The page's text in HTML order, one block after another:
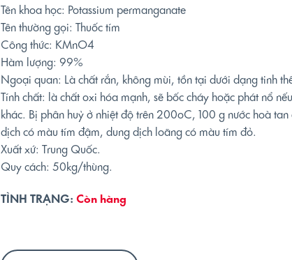
Tên khoa học: Potassium permanganate
Tên thường gọi: Thuốc tím
Công thức: KMnO4
Hàm lượng: 99%
Ngoại quan: Là chất rắn, không mùi, tồn tại dưới dạng tinh
Tính chất: là chất oxi hóa mạnh, sẽ bốc cháy hoặc phát nổ
khác. Bị phân huỷ ở nhiệt độ trên 200oC, 100 g nước hoà
dịch có màu tím đậm, dung dịch loãng có màu tím đỏ.
Xuất xứ: Trung Quốc.
Quy cách: 50kg/thùng.
TÌNH TRẠNG: Còn hàng